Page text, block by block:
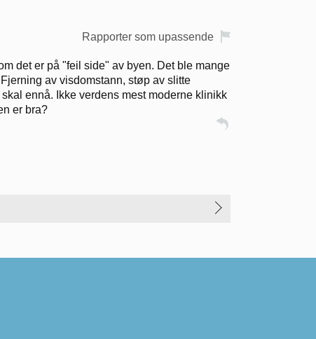
Rapporter som upassende
det er på "feil side" av byen. Det ble mange
av visdomstann, støp av slitte
ennå. Ikke verdens mest moderne klinikk
er bra?